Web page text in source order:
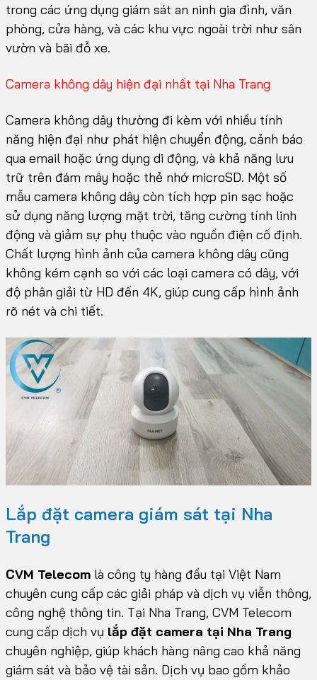
trong các ứng dụng giám sát an ninh gia đình, văn
phòng, cửa hàng, và các khu vực ngoài trời như sân
vườn và bãi đỗ xe.
Camera không dây hiện đại nhất tại Nha Trang
Camera không dây thường đi kèm với nhiều tính
năng hiện đại như phát hiện chuyển động, cảnh báo
qua email hoặc ứng dụng di động, và khả năng lưu
trữ trên đám mây hoặc thẻ nhớ microSD. Một số
mẫu camera không dây còn tích hợp pin sạc hoặc
sử dụng năng lượng mặt trời, tăng cường tính linh
động và giảm sự phụ thuộc vào nguồn điện cố định.
Chất lượng hình ảnh của camera không dây cũng
không kém cạnh so với các loại camera có dây, với
độ phân giải từ HD đến 4K, giúp cung cấp hình ảnh
rõ nét và chi tiết.
Lắp đặt camera giám sát tại Nha
Trang
CVM Telecom là công ty hàng đầu tại Việt Nam
chuyên cung cấp các giải pháp và dịch vụ viễn thông,
công nghệ thông tin. Tại Nha Trang, CVM Telecom
cung cấp dịch vụ lắp đặt camera tại Nha Trang
chuyên nghiệp, giúp khách hàng nâng cao khả năng
giám sát và bảo vệ tài sản. Dịch vụ bao gồm khảo